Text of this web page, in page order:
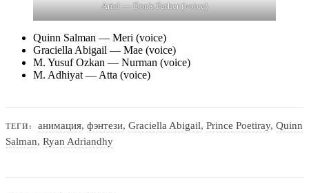
Ariel — Don's Father (voice)
Quinn Salman — Meri (voice)
Graciella Abigail — Mae (voice)
M. Yusuf Ozkan — Nurman (voice)
M. Adhiyat — Atta (voice)
ТЕГИ: анимация,фэнтези,Graciella Abigail,Prince Poetiray,Quinn
Salman, Ryan Adriandhy